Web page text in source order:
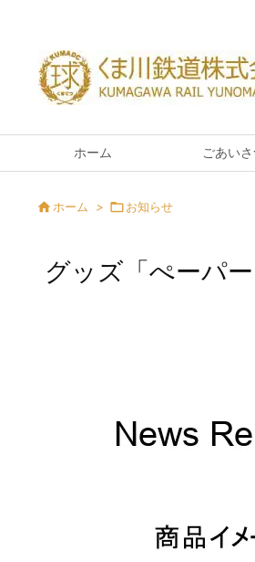
ホーム ごあい
 ホーム > お知らせ
グッズ「ぺーパ